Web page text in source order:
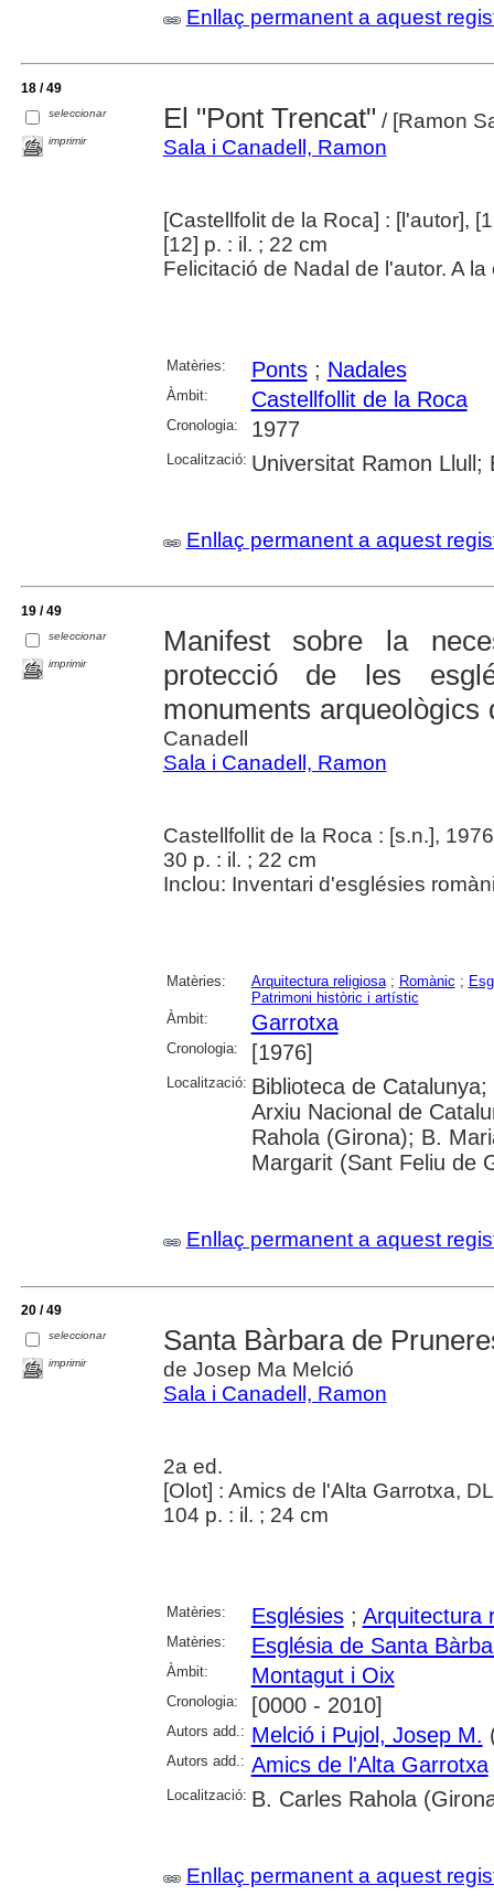
Enllaç permanent a aquest
18 / 49
seleccionar
imprimir
El "Pont Trencat" / [Ramon
Sala i Canadell, Ramon
[Castellfolit de la Roca] : [l'autor],
[12] p. : il. ; 22 cm
Felicitació de Nadal de l'autor. A
Matèries: Ponts; Nadales
Àmbit: Castellfollit de la Roca
Cronologia: 1977
Localització: Universitat Ramon Llull;
Enllaç permanent a aquest
19 / 49
seleccionar
imprimir
Manifest sobre la
protecció de les
monuments arqueològics
Canadell
Sala i Canadell, Ramon
Castellfollit de la Roca : [s.n.], 1976
30 p. : il. ; 22 cm
Inclou: Inventari d'esglésies
Matèries: Arquitectura religiosa; Romànic ;
Patrimoni històric i artístic
Àmbit:
Garrotxa
Cronologia: [1976]
Localització: Biblioteca de
Arxiu Nacional de
Rahola (Girona); B.
Margarit (Sant Feliu de
Enllaç permanent a aquest
20 / 49
seleccionar
imprimir
Santa Bàrbara de
de Josep Ma Melció
Sala i Canadell, Ramon
2a ed.
[Olot] : Amics de l'Alta Garrotxa,
104 p. : il. ; 24 cm
Matèries: Esglésies; Arquitectura
Matèries: Església de Santa
Àmbit: Montagut i Oix
Cronologia: [0000 - 2010]
Autors add.: Melció i Pujol, Josep M.
Autors add.: Amics de l'Alta Garrotxa
Localització: B. Carles Rahola
Enllaç permanent a aquest